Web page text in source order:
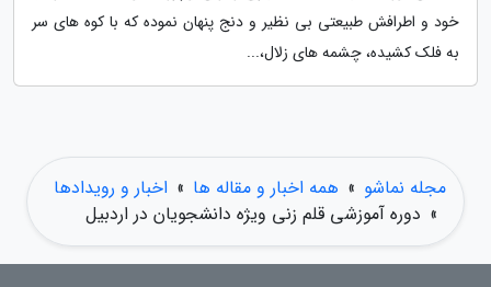
خود و اطرافش طبیعتی بی نظیر و دنج پنهان نموده که با کوه های سر
به فلک کشیده، چشمه های زلال،...
مجله نماشو » همه اخبار و مقاله ها » اخبار و رویدادها
» دوره آموزشی قلم زنی ویژه دانشجویان در اردبیل